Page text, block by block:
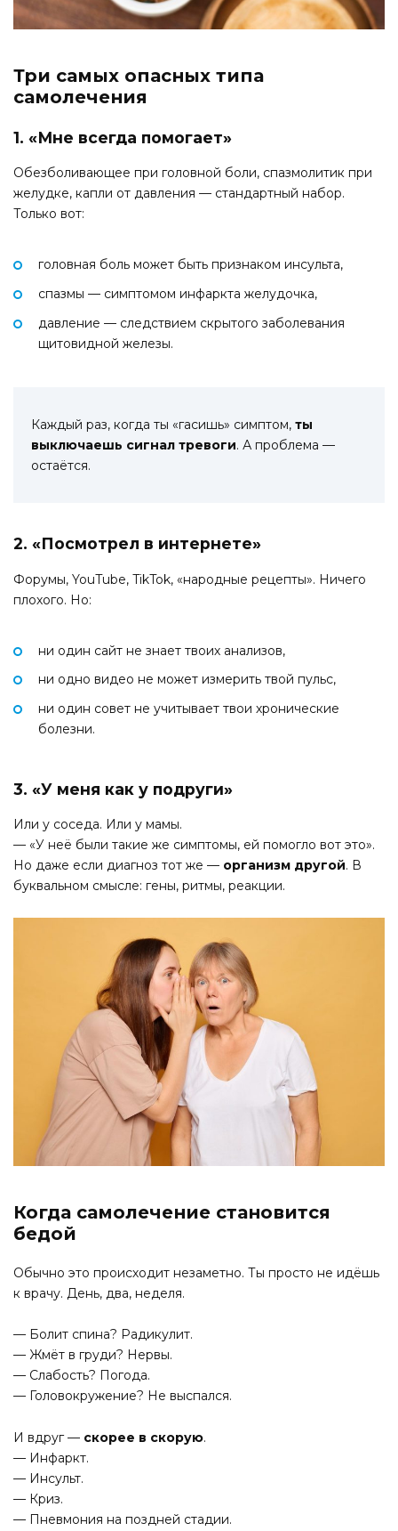
Три самых опасных типа
самолечения
1. «Мне всегда помогает»
Обезболивающее при головной боли, спазмолитик при
желудке, капли от давления — стандартный набор.
Только вот:
головная боль может быть признаком инсульта,
спазмы — симптомом инфаркта желудочка,
давление — следствием скрытого заболевания
щитовидной железы.
Каждый раз, когда ты «гасишь» симптом, ты
выключаешь сигнал тревоги. А проблема —
остаётся.
2. «Посмотрел в интернете»
Форумы, YouTube, TikTok, «народные рецепты». Ничего
плохого. Но:
ни один сайт не знает твоих анализов,
ни одно видео не может измерить твой пульс,
ни один совет не учитывает твои хронические
болезни.
3. «У меня как у подруги»
Или у соседа. Или у мамы.
— «У неё были такие же симптомы, ей помогло вот это».
Но даже если диагноз тот же — организм другой. В
буквальном смысле: гены, ритмы, реакции.
Когда самолечение становится
бедой
Обычно это происходит незаметно. Ты просто не идёшь
к врачу. День, два, неделя.
— Болит спина? Радикулит.
— Жмёт в груди? Нервы.
— Слабость? Погода.
— Головокружение? Не выспался.
И вдруг — скорее в скорую.
— Инфаркт.
— Инсульт.
— Криз.
— Пневмония на поздней стадии.